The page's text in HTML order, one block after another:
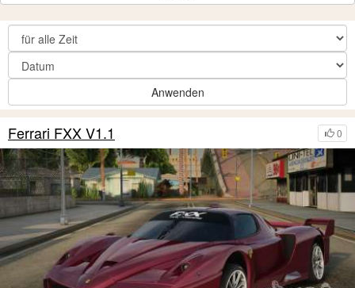
Anwenden
0
Ferrari FXX V1.1